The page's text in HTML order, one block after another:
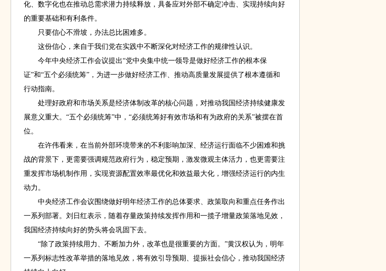
化、数字化也在推动总需求潜力持续释放，具备应对外部不确定冲击、实现持续向好
的重要基础和有利条件。
只要信心不滑坡，办法总比困难多。
这份信心，来自于我们党在实践中不断深化对经济工作的规律性认识。
今年中央经济工作会议提出“党中央集中统一领导是做好经济工作的根本保
证”和“五个必须统筹”，为进一步做好经济工作、推动高质量发展提供了根本遵循和
行动指南。
处理好政府和市场关系是经济体制改革的核心问题，对推动我国经济持续健康发
展意义重大。“五个必须统筹”中，“必须统筹好有效市场和有为政府的关系”被摆在首
位。
在许伟看来，在当前外部环境带来的不利影响加深、经济运行面临不少困难和挑
战的背景下，更需要强调规范政府行为，稳定预期，激发微观主体活力，也更需要注
重发挥市场机制作用，实现资源配置效率最优化和效益最大化，增强经济运行的内生
动力。
中央经济工作会议围绕做好明年经济工作的总体要求、政策取向和重点任务作出
一系列部署。刘日红表示，随着存量政策持续发挥作用和一揽子增量政策落地见效，
我国经济持续向好的势头将会巩固下去。
“除了政策持续用力、不断加力外，改革也是很重要的方面。”黄汉权认为，明年
一系列标志性改革举措的落地见效，将有效引导预期、提振社会信心，推动我国经济